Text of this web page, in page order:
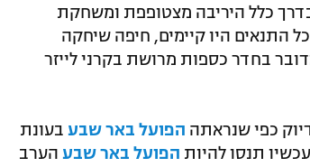
כלל היריבה מצטופפת ומשחקת
התנאים היו קיימים, חיפה שיחקה
בחדר כספות מרושת בקרני לייזר
כפי שנראתה הפועל באר שבע בעונת
תנסו להיות הפועל באר שבע הערב